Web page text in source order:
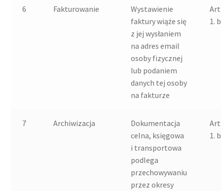
6 Fakturowanie
Wystawienie
faktury wiąże się
z jej wysłaniem
na adres email
osoby fizycznej
lub podaniem
danych tej osoby
na fakturze
1.
7 Archiwizacja
Dokumentacja
celna, księgowa
i transportowa
podlega
przechowywaniu
przez okresy
1.